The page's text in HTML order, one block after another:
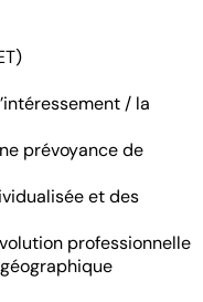
/ la
prévoyance de
et des
professionnelle